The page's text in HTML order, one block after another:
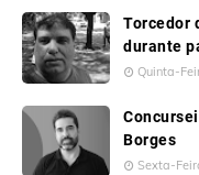
Torcedor
durante
Quinta-
Borges
Sexta-